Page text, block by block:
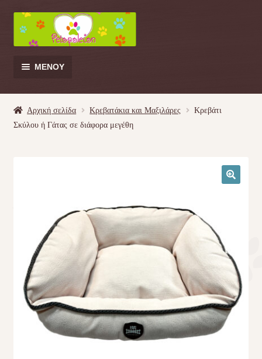
Απευθείας
μετάβαση
στην
πλοήγηση
Μετάβαση
σε
περιεχόμενο
ΜΕΝΟΎ
Πουλί
Κρεβατάκια
Τσάντες μεταφοράς
Επικοινωνία
Αρχική σελίδα Κρεβατάκια και Μαξιλάρες
Κρεβάτι
Σκύλου ή Γάτας σε διάφορα μεγέθη